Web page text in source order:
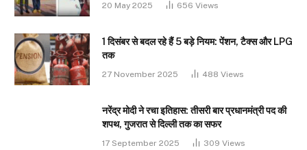
20 May 2025 656 Views
1 दिसंबर से बदल रहे हैं 5 बड़े नियम: पेंशन, टैक्स और LPG
तक
27 November 2025 488 Views
नरेंद्र मोदी ने रचा इतिहास: तीसरी बार प्रधानमंत्री पद की
शपथ, गुजरात से दिल्ली तक का सफर
17 September 2025 309 Views